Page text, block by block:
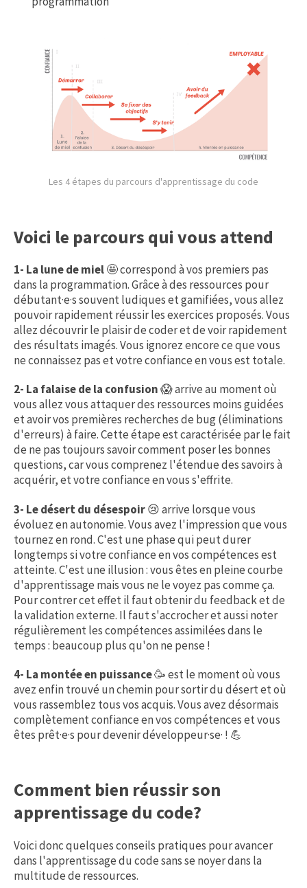
Les 4 étapes du parcours d'apprentissage du code
Voici le parcours qui vous attend
1- La lune de miel🤩 correspond à vos premiers pas
dans la programmation. Grâce à des ressources pour
débutant·e·s souvent ludiques et gamifiées, vous allez
pouvoir rapidement réussir les exercices proposés. Vous
allez découvrir le plaisir de coder et de voir rapidement
des résultats imagés. Vous ignorez encore ce que vous
ne connaissez pas et votre confiance en vous est totale.
2- La falaise de la confusion😱arrive au moment où
vous allez vous attaquer des ressources moins guidées
et avoir vos premières recherches de bug (éliminations
d'erreurs) à faire. Cette étape est caractérisée par le fait
de ne pas toujours savoir comment poser les bonnes
questions, car vous comprenez l'étendue des savoirs à
acquérir, et votre confiance en vous s'effrite.
3- Le désert du désespoir😢 arrive lorsque vous
évoluez en autonomie. Vous avez l'impression que vous
tournez en rond. C'est une phase qui peut durer
longtemps si votre confiance en vos compétences est
atteinte. C'est une illusion : vous êtes en pleine courbe
d'apprentissage mais vous ne le voyez pas comme ça.
Pour contrer cet effet il faut obtenir du feedback et de
la validation externe. Il faut s'accrocher et aussi noter
régulièrement les compétences assimilées dans le
temps : beaucoup plus qu'on ne pense !
4- La montée en puissance🥳 est le moment où vous
avez enfin trouvé un chemin pour sortir du désert et où
vous rassemblez tous vos acquis. Vous avez désormais
complètement confiance en vos compétences et vous
êtes prêt·e·s pour devenir développeur·se· ! 💪
Comment bien réussir son
apprentissage du code?
Voici donc quelques conseils pratiques pour avancer
dans l'apprentissage du code sans se noyer dans la
multitude de ressources.